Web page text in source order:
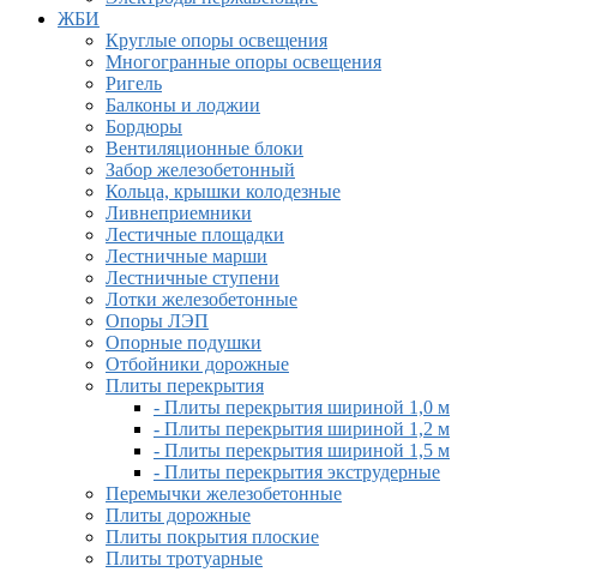
ЖБИ
Круглые опоры освещения
Многогранные опоры освещения
Ригель
Балконы и лоджии
Бордюры
Вентиляционные блоки
Забор железобетонный
Кольца, крышки колодезные
Ливнеприемники
Лестичные площадки
Лестничные марши
Лестничные ступени
Лотки железобетонные
Опоры ЛЭП
Опорные подушки
Отбойники дорожные
Плиты перекрытия
- Плиты перекрытия шириной 1,0 м
- Плиты перекрытия шириной 1,2 м
- Плиты перекрытия шириной 1,5 м
- Плиты перекрытия экструдерные
Перемычки железобетонные
Плиты дорожные
Плиты покрытия плоские
Плиты тротуарные